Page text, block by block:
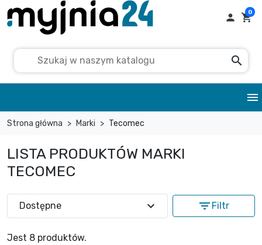
search
 shopping_cart
0
menu
Strona główna Marki Tecomec
LISTA PRODUKTÓW MARKI
TECOMEC
Jest 8 produktów.
Dostępne expand_more filter_list Filtr